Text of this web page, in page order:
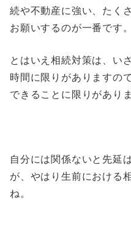
続や不動産に強い、たく
お願いするのが一番です。
とはいえ相続対策は、い
時間に限りがありますの
できることに限りがありま
自分には関係ないと先延
が、やはり生前における
ね。